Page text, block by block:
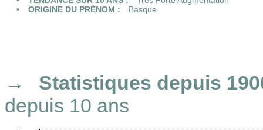
ORIGINE DU PRÉNOM :
Basque
Statistiques depuis
depuis 10 ans